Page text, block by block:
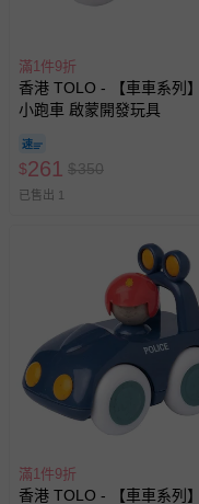
滿1件9折
香港 TOLO - 【車車系列
小跑車 啟蒙開發玩具
$261 $350
已售出 1
滿1件9折
香港 TOLO - 【車車系列